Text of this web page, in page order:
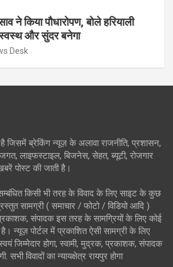
ने किया पौधारोपण, बोले हरियाली
स्वस्थ और सुंदर बनेगा
Desk
है जिसमें ब्रेकिंग न्यूज़ के अलावा राजनीति, प्रशासन,
लाइफस्टाइल, बिजनेस, सेहत, ब्यूटी, रोजगार
पोस्ट की जाती है।
किसी भी तरह के विवाद के लिए साइट के कुछ
सामग्री ( समाचार / फोटो / विडियो आदि )
प्रकाशक, संपादक इस तरह के सामग्रियों के लिए कोई
है। न्यूज़ पोर्टल में प्रकाशित ऐसी सामग्री के लिए
जिम्मेदार होगा, स्वामी, मुद्रक, प्रकाशक, संपादक
सभी विवादों का न्यायक्षेत्र रायपुर होगा